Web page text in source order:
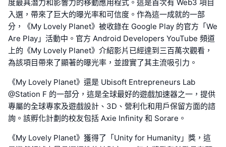
度最具潛力和影響力的移動應用程式。這是首次有 Web3 項目
入選，帶來了巨大的曝光率和可信度。作為這一成就的一部
分，《My Lovely Planet》被收錄在 Google Play 的官方「We
Are Play」活動中。官方 Android Developers YouTube 頻道
上的《My Lovely Planet》介紹影片已經達到三百萬次觀看，
為該項目帶來了顯著的曝光率，並證實了其主流吸引力。
《My Lovely Planet》還是 Ubisoft Entrepreneurs Lab
@Station F 的一部分，這是全球最好的遊戲加速器之一，提供
專屬的全球專家及遊戲設計、3D、營利化和用戶保留方面的諮
詢。該孵化計劃的校友包括 Axie Infinity 和 Sorare。
《My Lovely Planet》獲得了「Unity for Humanity」獎，這